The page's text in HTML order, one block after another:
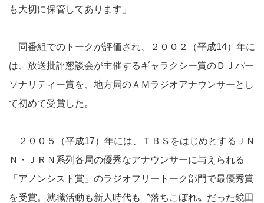
も大切に保管してあります」
同番組でのトークが評価され、２００２（平成14）年に
は、放送批評懇談会が主催するギャラクシー賞のＤＪパー
ソナリティー賞を、地方局のＡＭラジオアナウンサーとし
て初めて受賞した。
２００５（平成17）年には、ＴＢＳをはじめとするＪＮ
Ｎ・ＪＲＮ系列各局の優秀なアナウンサーに与えられる
「アノンシスト賞」のラジオフリートーク部門で最優秀賞
を受賞。就職活動も新人時代も〝落ちこぼれ〟だった鏡田